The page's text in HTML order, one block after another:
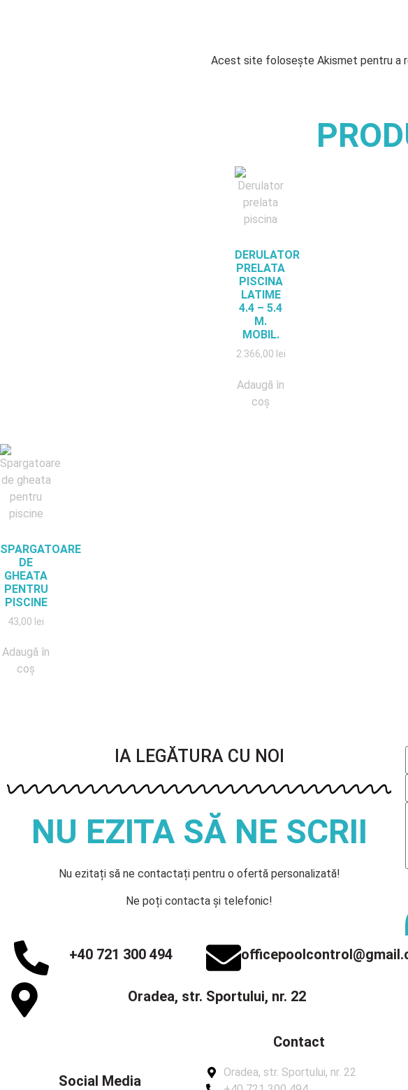
Acest site folosește Akismet pentru a
DERULATOR
PRELATA
PISCINA
LATIME
4.4 – 5.4
M.
MOBIL.
2.366,00 lei
Adaugă în
coș
SPARGATOARE
DE
GHEATA
PENTRU
PISCINE
43,00 lei
Adaugă în
coș
IA LEGĂTURA CU NOI
NU EZITA SĂ NE SCRII
Nu ezitați să ne contactați pentru o ofertă personalizată!
Ne poți contacta și telefonic!
+40 721 300 494
Oradea, str. Sportului, nr. 22
Social Media
Contact
Oradea, str. Sportului, nr. 22